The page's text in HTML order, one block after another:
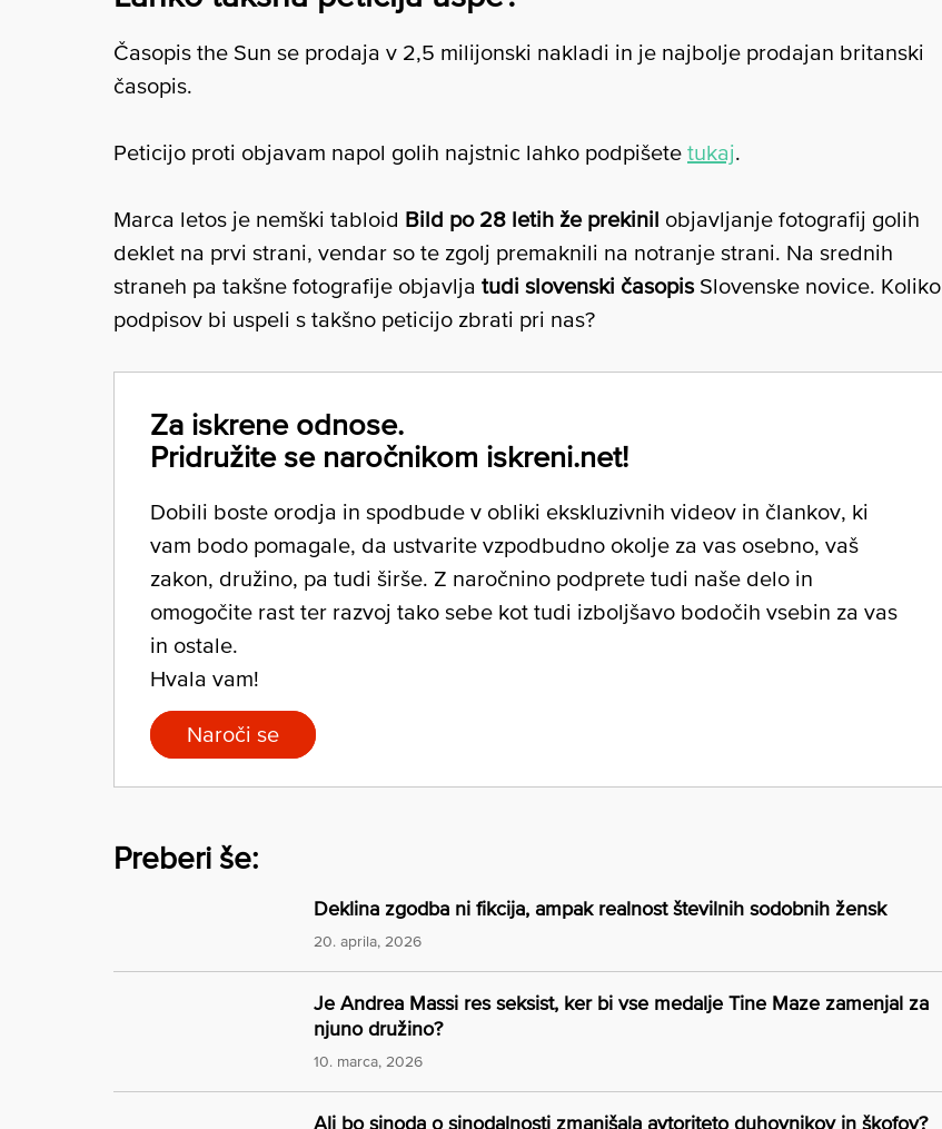
Časopis the Sun se prodaja v 2,5 milijonski nakladi in je najbolje prodajan britanski
časopis.
Peticijo proti objavam napol golih najstnic lahko podpišete tukaj.
Marca letos je nemški tabloid Bild po 28 letih že prekinil objavljanje fotografij golih
deklet na prvi strani, vendar so te zgolj premaknili na notranje strani. Na srednih
straneh pa takšne fotografije objavlja tudi slovenski časopisSlovenske novice. Koliko
podpisov bi uspeli s takšno peticijo zbrati pri nas?
Za iskrene odnose.
Pridružite se naročnikom iskreni.net!
Dobili boste orodja in spodbude v obliki ekskluzivnih videov in člankov, ki
vam bodo pomagale, da ustvarite vzpodbudno okolje za vas osebno, vaš
zakon, družino, pa tudi širše. Z naročnino podprete tudi naše delo in
omogočite rast ter razvoj tako sebe kot tudi izboljšavo bodočih vsebin za vas
in ostale.
Hvala vam!
Naroči se
Preberi še:
Deklina zgodba ni fikcija, ampak realnost številnih sodobnih žensk
20. aprila, 2026
Je Andrea Massi res seksist, ker bi vse medalje Tine Maze zamenjal za
njuno družino?
10. marca, 2026
Ali bo sinoda o sinodalnosti zmanjšala avtoriteto duhovnikov in škofov?